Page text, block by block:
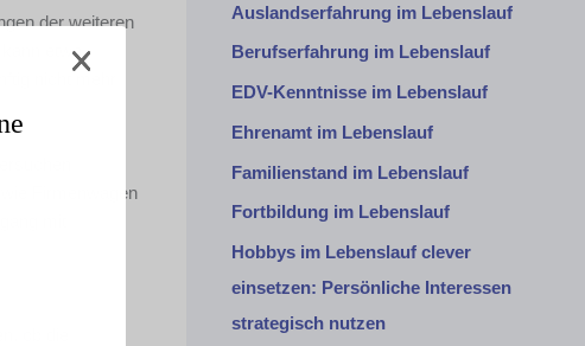
der weiteren
etwa
nicht mehr
Firmenwagen
mit
ob die
Auslandserfahrung im Lebenslauf
Berufserfahrung im Lebenslauf
EDV-Kenntnisse im Lebenslauf
Ehrenamt im Lebenslauf
Familienstand im Lebenslauf
Fortbildung im Lebenslauf
Hobbys im Lebenslauf clever
einsetzen: Persönliche Interessen
strategisch nutzen